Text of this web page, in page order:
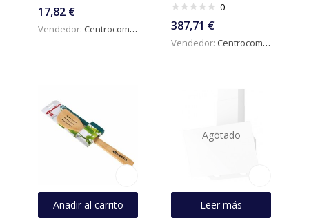
17,82 €
Vendedor: Centrocomercialdigital
0
387,71 €
Vendedor: Centrocomercialdigital
Añadir al carrito
Agotado
Leer más